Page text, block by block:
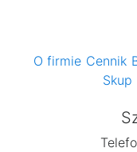
O firmie Cennik
Skup